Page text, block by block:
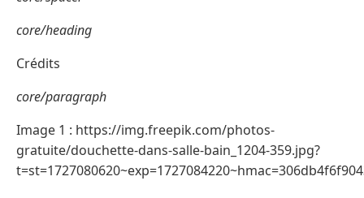
core/heading
Crédits
core/paragraph
Image 1 : https://img.freepik.com/photos-
gratuite/douchette-dans-salle-bain_1204-359.jpg?